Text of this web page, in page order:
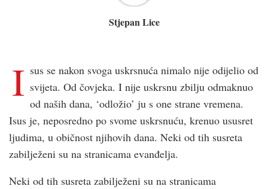
Stjepan Lice
I sus se nakon svoga uskrsnuća nimalo nije odijelio od
svijeta. Od čovjeka. I nije uskrsnu zbilju odmaknuo
od naših dana, ‘odložio’ ju s one strane vremena.
Isus je, neposredno po svome uskrsnuću, krenuo ususret
ljudima, u običnost njihovih dana. Neki od tih susreta
zabilježeni su na stranicama evanđelja.
Neki od tih susreta zabilježeni su na stranicama